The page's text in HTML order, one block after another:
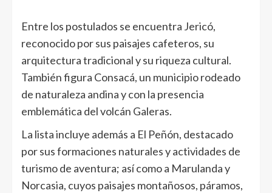
Entre los postulados se encuentra Jericó,
reconocido por sus paisajes cafeteros, su
arquitectura tradicional y su riqueza cultural.
También figura Consacá, un municipio rodeado
de naturaleza andina y con la presencia
emblemática del volcán Galeras.
La lista incluye además a El Peñón, destacado
por sus formaciones naturales y actividades de
turismo de aventura; así como a Marulanda y
Norcasia, cuyos paisajes montañosos, páramos,